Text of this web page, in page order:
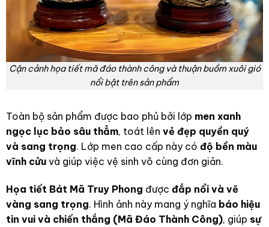
Cận cảnh họa tiết mã đáo thành công và thuận buồm xuôi gió
nổi bật trên sản phẩm
Toàn bộ sản phẩm được bao phủ bởi lớp men xanh
ngọc lục bảo sâu thẳm, toát lên vẻ đẹp quyền quý
và sang trọng. Lớp men cao cấp này có độ bền màu
vĩnh cửuvà giúp việc vệ sinh vô cùng đơn giản.
Họa tiết Bát Mã Truy Phong được đắp nổi và vẽ
vàng sang trọng. Hình ảnh này mang ý nghĩa báo hiệu
tin vui và chiến thắng (Mã Đáo Thành Công), giúp sự